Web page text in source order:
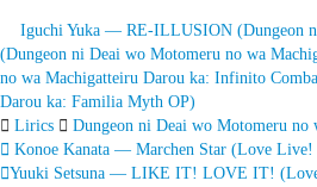
Iguchi Yuka — RE-ILLUSION (Dungeon
(Dungeon ni Deai wo Motomeru no wa
no wa Machigatteiru Darou ka: Infinito
Darou ka: Familia Myth OP)
Lirics
Dungeon ni Deai wo Motomeru no
Запись
Konoe Kanata — Marchen Star (Love
Yuuki Setsuna — LIKE IT! LOVE IT!